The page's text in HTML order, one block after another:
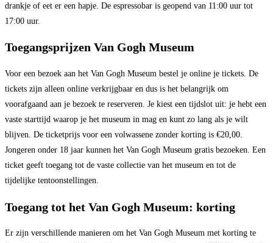
drankje of eet er een hapje. De espressobar is geopend van 11:00 uur tot
17:00 uur.
Toegangsprijzen Van Gogh Museum
Voor een bezoek aan het Van Gogh Museum bestel je online je tickets. De
tickets zijn alleen online verkrijgbaar en dus is het belangrijk om
voorafgaand aan je bezoek te reserveren. Je kiest een tijdslot uit: je hebt een
vaste starttijd waarop je het museum in mag en kunt zo lang als je wilt
blijven. De ticketprijs voor een volwassene zonder korting is €20,00.
Jongeren onder 18 jaar kunnen het Van Gogh Museum gratis bezoeken. Een
ticket geeft toegang tot de vaste collectie van het museum en tot de
tijdelijke tentoonstellingen.
Toegang tot het Van Gogh Museum: korting
Er zijn verschillende manieren om het Van Gogh Museum met korting te